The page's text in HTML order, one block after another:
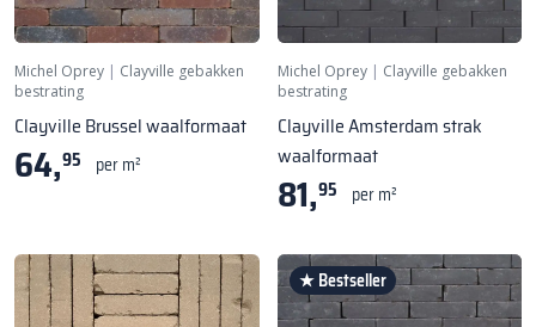
Michel Oprey | Clayville gebakken
bestrating
Clayville Brussel waalformaat
64,95 per m²
Michel Oprey| Clayville gebakken
bestrating
Clayville Amsterdam strak
waalformaat
81,95 per m²
★ Bestseller